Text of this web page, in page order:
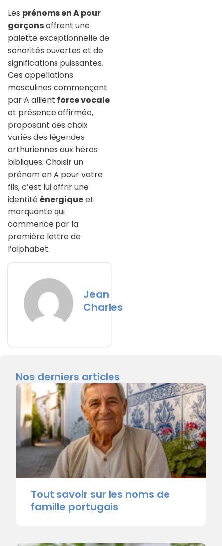
Les prénoms en A pour
garçonsoffrent une
palette exceptionnelle de
sonorités ouvertes et de
significations puissantes.
Ces appellations
masculines commençant
par A allient force vocale
et présence affirmée,
proposant des choix
variés des légendes
arthuriennes aux héros
bibliques. Choisir un
prénom en A pour votre
fils, c’est lui offrir une
identitéénergiqueet
marquante qui
commence par la
première lettre de
l’alphabet.
Jean
Charles
Nos derniers articles
Tout savoir sur les noms de
famille portugais